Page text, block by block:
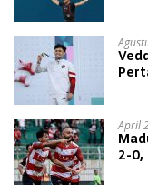
April
2-0,